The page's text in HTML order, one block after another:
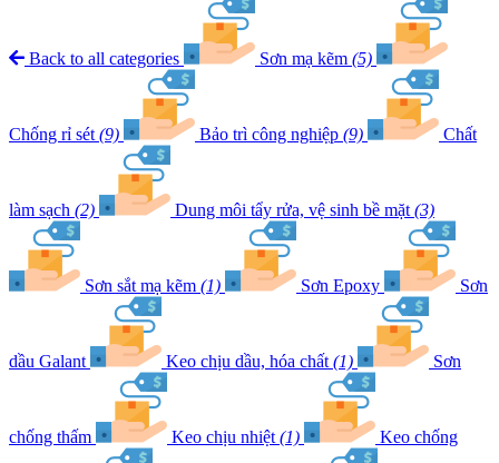
Back to all categories Sơn mạ kẽm (5)
Chống rỉ sét (9) Bảo trì công nghiệp (9) Chất
làm sạch (2) Dung môi tẩy rửa, vệ sinh bề mặt (3)
Sơn sắt mạ kẽm (1) Sơn Epoxy Sơn
dầu Galant Keo chịu dầu, hóa chất (1) Sơn
chống thấm Keo chịu nhiệt (1) Keo chống